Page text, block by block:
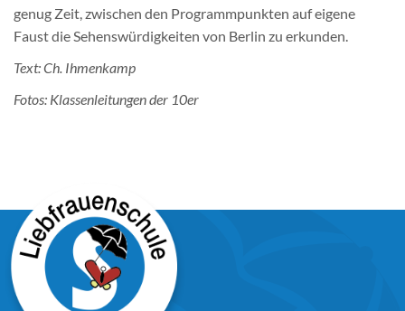
genug Zeit, zwischen den Programmpunkten auf eigene
Faust die Sehenswürdigkeiten von Berlin zu erkunden.
Text: Ch. Ihmenkamp
Fotos: Klassenleitungen der 10er